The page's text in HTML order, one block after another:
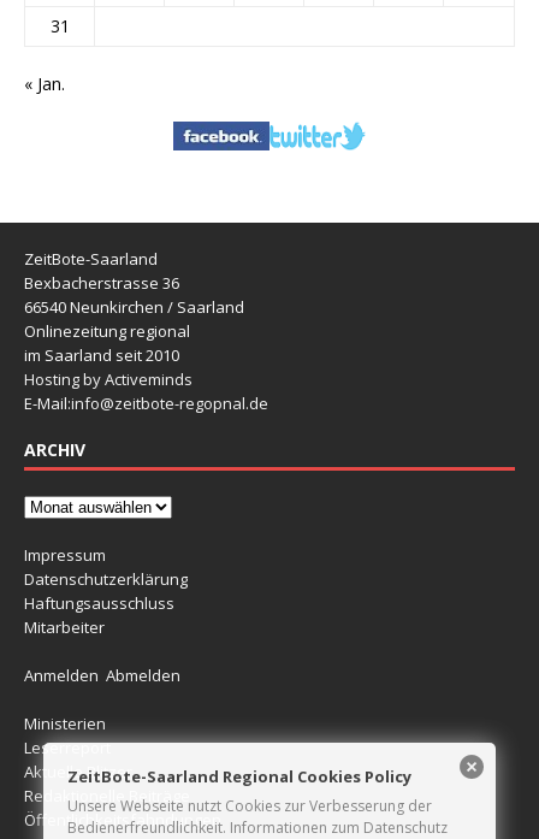
31
« Jan.
ZeitBote-Saarland
Bexbacherstrasse 36
66540 Neunkirchen / Saarland
Onlinezeitung regional
im Saarland seit 2010
Hosting by Activeminds
E-Mail:info@zeitbote-regopnal.de
ARCHIV
Impressum
Datenschutzerklärung
Haftungsausschluss
Mitarbeiter
Anmelden Abmelden
Ministerien
Leserreport
Aktuelle Blitzer
Redaktionelle Beiträge
Öffentlichkeitsfahndungen
ZeitBote-Saarland Regional Cookies Policy
Unsere Webseite nutzt Cookies zur Verbesserung der
Bedienerfreundlichkeit. Informationen zum Datenschutz